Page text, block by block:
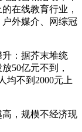
在线教育行业，
外媒介、网综冠
：据芥末堆统
50亿元不到，
均不到2000元上
，规模不经济现